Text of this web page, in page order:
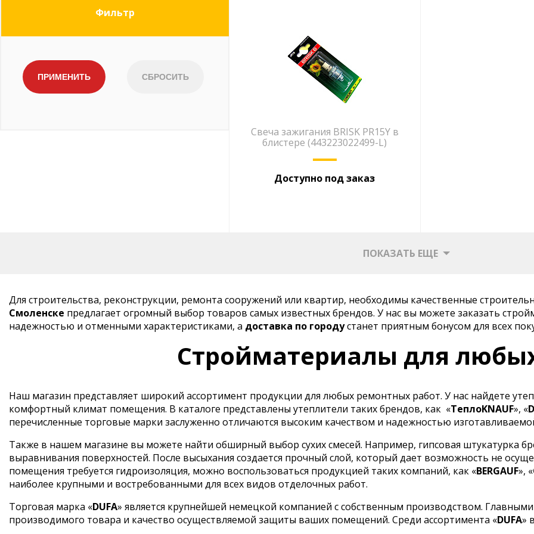
Фильтр
Свеча зажигания BRISK PR15Y в
блистере (443223022499-L)
Доступно под заказ
ПОКАЗАТЬ ЕЩЕ
Для строительства, реконструкции, ремонта сооружений или квартир, необходимы качественные
Смоленске предлагает огромный выбор товаров самых известных брендов. У нас вы можете заказать
надежностью и отменными характеристиками, а доставка по городустанет приятным бонусом для всех
Стройматериалы для
Наш магазин представляет широкий ассортимент продукции для любых ремонтных работ. У нас найдете
комфортный климат помещения. В каталоге представлены утеплители таких брендов, как «ТеплоKNAUF», «
перечисленные торговые марки заслуженно отличаются высоким качеством и надежностью
Также в нашем магазине вы можете найти обширный выбор сухих смесей. Например, гипсовая штукатурка
выравнивания поверхностей. После высыхания создается прочный слой, который дает возможность не
помещения требуется гидроизоляция, можно воспользоваться продукцией таких компаний, как «BERGAUF», «
наиболее крупными и востребованными для всех видов отделочных работ.
Торговая марка «DUFA» является крупнейшей немецкой компанией с собственным производством.
производимого товара и качество осуществляемой защиты ваших помещений. Среди ассортимента «DUFA»